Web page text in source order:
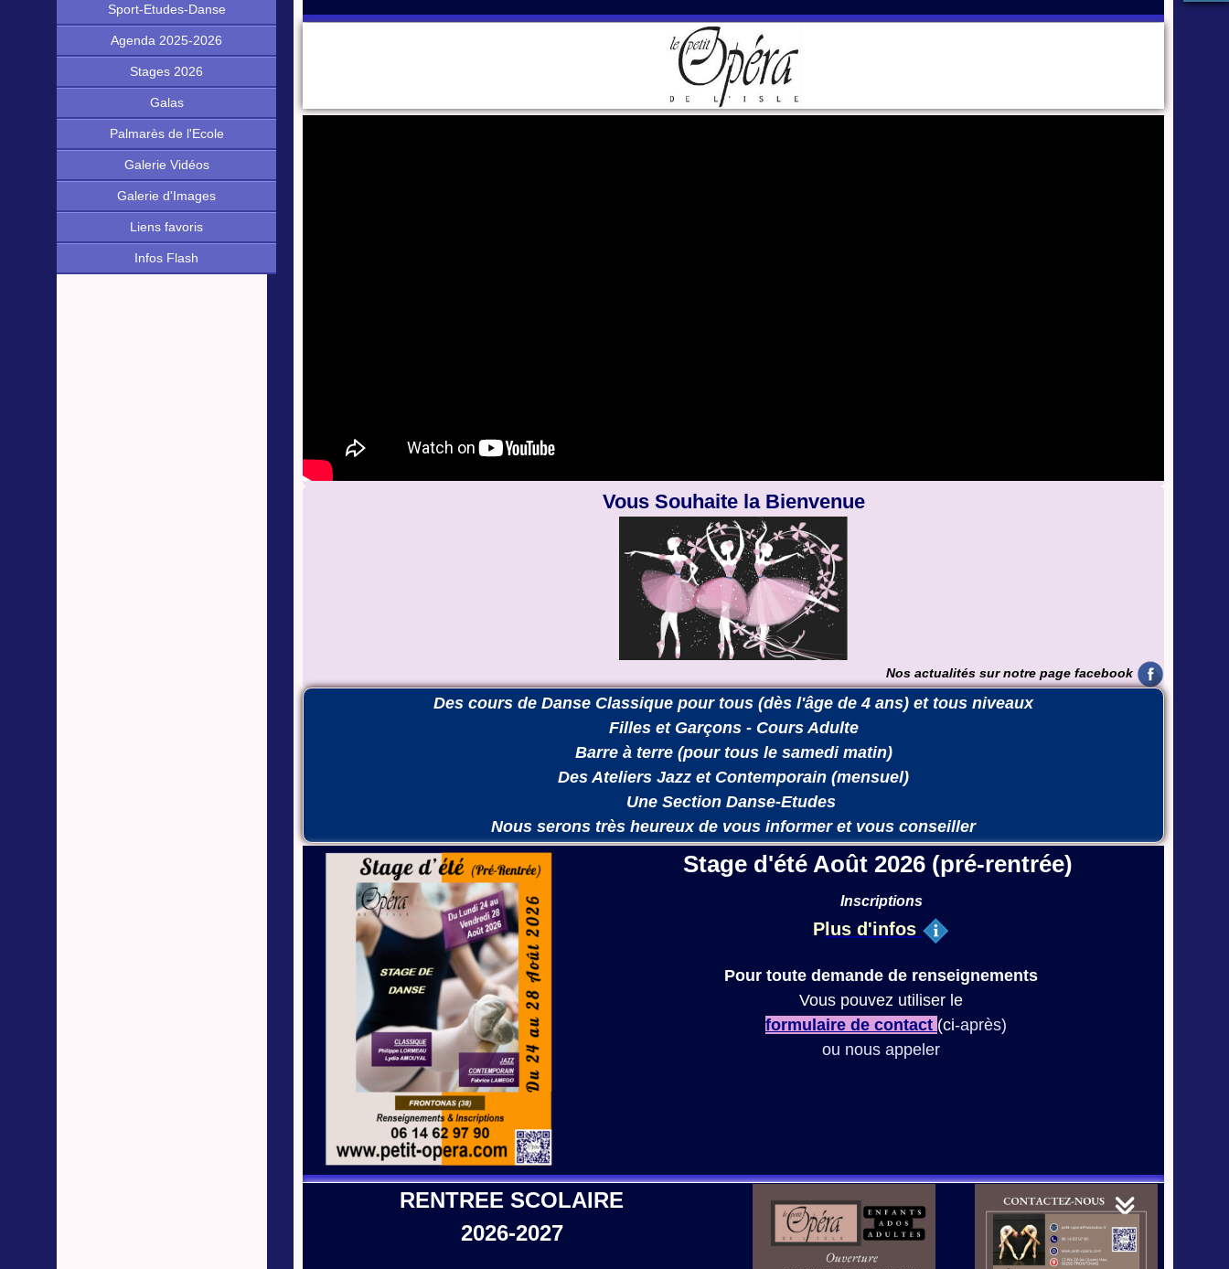
Sport-Etudes-Danse
Agenda 2025-2026
Stages 2026
Galas
Palmarès de l'Ecole
Galerie Vidéos
Galerie d'Images
Liens favoris
Infos Flash
Vous Souhaite la Bienvenue
Nos actualités sur notre page facebook
Des cours de Danse Classique pour tous (dès l'âge de 4 ans) et tous niveaux
Filles et Garçons - Cours Adulte
Barre à terre (pour tous le samedi matin)
Des Ateliers Jazz et Contemporain (mensuel)
Une Section Danse-Etudes
Nous serons très heureux de vous informer et vous conseiller
Stage d'été Août2026 (pré-rentrée)
Inscriptions
P lus d'infos
Pour toute demande de renseignements
Vous pouvez utiliser le
formulaire de contact (ci-après)
ou nous appeler
RENTREE SCOLAIRE
2026-2027